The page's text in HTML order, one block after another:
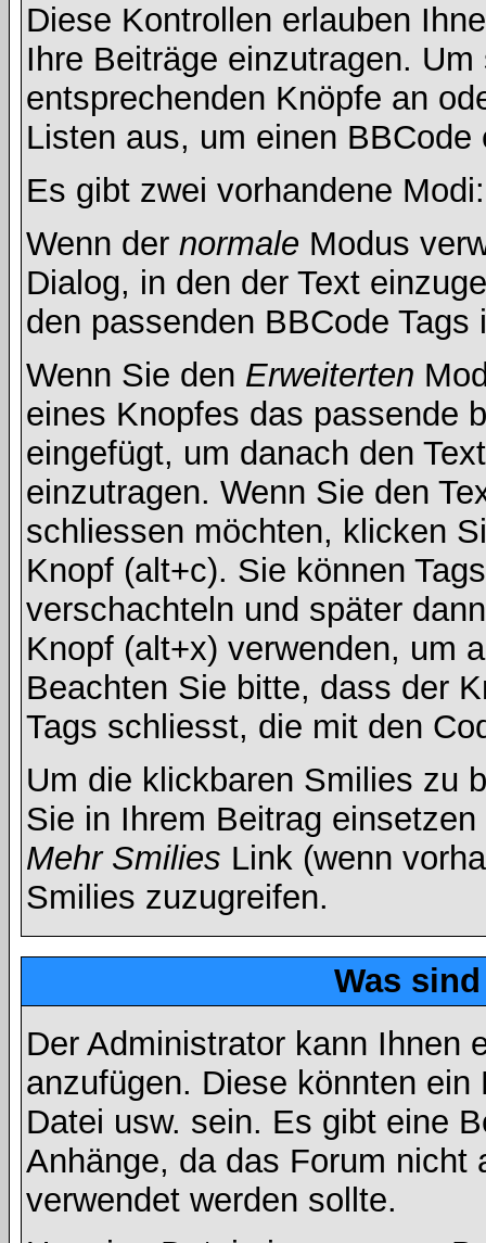
Diese Kontrollen erlauben
Ihre Beiträge einzutragen.
entsprechenden Knöpfe an
Listen aus, um einen BBCode
Es gibt zwei vorhandene
Wenn der normale Modus
Dialog, in den der Text
den passenden BBCode
Wenn Sie den Erweiterten
eines Knopfes das passende
eingefügt, um danach den
einzutragen. Wenn Sie den
schliessen möchten, klicken
Knopf (alt+c). Sie können
verschachteln und später
Knopf (alt+x) verwenden, um
Beachten Sie bitte, dass der
Tags schliesst, die mit den
Um die klickbaren Smilies zu
Sie in Ihrem Beitrag
Mehr Smilies Link (wenn
Smilies zuzugreifen.
Was
Der Administrator kann Ihnen
anzufügen. Diese könnten
Datei usw. sein. Es gibt eine
Anhänge, da das Forum nicht
verwendet werden sollte.